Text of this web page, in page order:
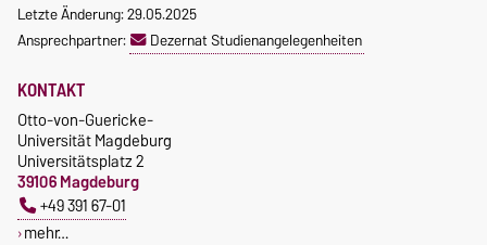
Letzte Änderung: 29.05.2025
Ansprechpartner:
Dezernat Studienangelegenheiten
KONTAKT
Otto-von-Guericke-
Universität Magdeburg
Universitätsplatz 2
39106 Magdeburg
+49 391 67-01
mehr…